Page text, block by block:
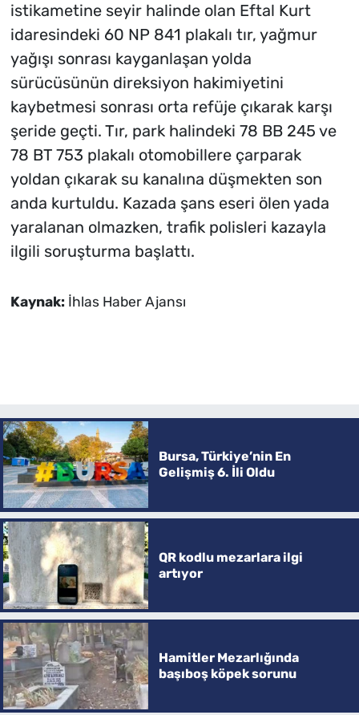
istikametine seyir halinde olan Eftal Kurt
idaresindeki 60 NP 841 plakalı tır, yağmur
yağışı sonrası kayganlaşan yolda
sürücüsünün direksiyon hakimiyetini
kaybetmesi sonrası orta refüje çıkarak karşı
şeride geçti. Tır, park halindeki 78 BB 245 ve
78 BT 753 plakalı otomobillere çarparak
yoldan çıkarak su kanalına düşmekten son
anda kurtuldu. Kazada şans eseri ölen yada
yaralanan olmazken, trafik polisleri kazayla
ilgili soruşturma başlattı.
Kaynak: İhlas Haber Ajansı
Bursa, Türkiye’nin En
Gelişmiş 6. İli Oldu
QR kodlu mezarlara ilgi
artıyor
Hamitler Mezarlığında
başıboş köpek sorunu